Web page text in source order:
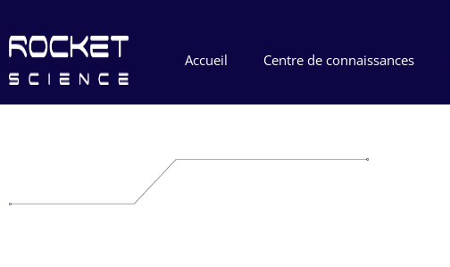
Accueil Centre de connaissances